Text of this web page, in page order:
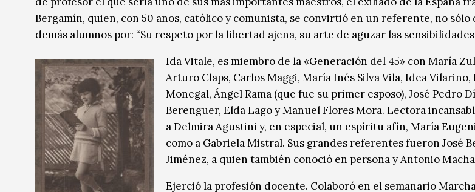
Bergamín, quien, con 50 años, católico y comunista, se convirtió en un referente, no sólo
demás alumnos por: “Su respeto por la libertad ajena, su arte de aguzar las
Ida Vitale, es miembro de la «Generación del 45» con María
Arturo Claps, Carlos Maggi, María Inés Silva Vila, Idea
Monegal, Ángel Rama (que fue su primer esposo), José Pedro
Berenguer, Elda Lago y Manuel Flores Mora. Lectora
a Delmira Agustini y, en especial, un espíritu afín, María
como a Gabriela Mistral. Sus grandes referentes fueron José
Jiménez, a quien también conoció en persona y Antonio
Ejerció la profesión docente. Colaboró en el semanario